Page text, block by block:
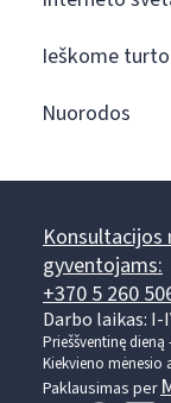
Ieškome
Nuorodos
Konsultacijos
gyventojams:
+370 5 260
Darbo laikas: I-
Prieššventinę
Kiekvieno mėnesio
Paklausimas per